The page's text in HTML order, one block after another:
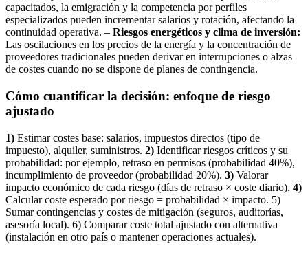
capacitados, la emigración y la competencia por perfiles
especializados pueden incrementar salarios y rotación, afectando la
continuidad operativa. – Riesgos energéticos y clima de inversión:
Las oscilaciones en los precios de la energía y la concentración de
proveedores tradicionales pueden derivar en interrupciones o alzas
de costes cuando no se dispone de planes de contingencia.
Cómo cuantificar la decisión: enfoque de riesgo
ajustado
1) Estimar costes base: salarios, impuestos directos (tipo de
impuesto), alquiler, suministros. 2) Identificar riesgos críticos y su
probabilidad: por ejemplo, retraso en permisos (probabilidad 40%),
incumplimiento de proveedor (probabilidad 20%). 3) Valorar
impacto económico de cada riesgo (días de retraso × coste diario). 4)
Calcular coste esperado por riesgo = probabilidad × impacto. 5)
Sumar contingencias y costes de mitigación (seguros, auditorías,
asesoría local). 6) Comparar coste total ajustado con alternativa
(instalación en otro país o mantener operaciones actuales).